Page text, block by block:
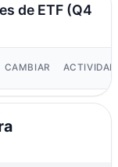
de ETF (Q4
CAMBIAR ACTIVIDAD